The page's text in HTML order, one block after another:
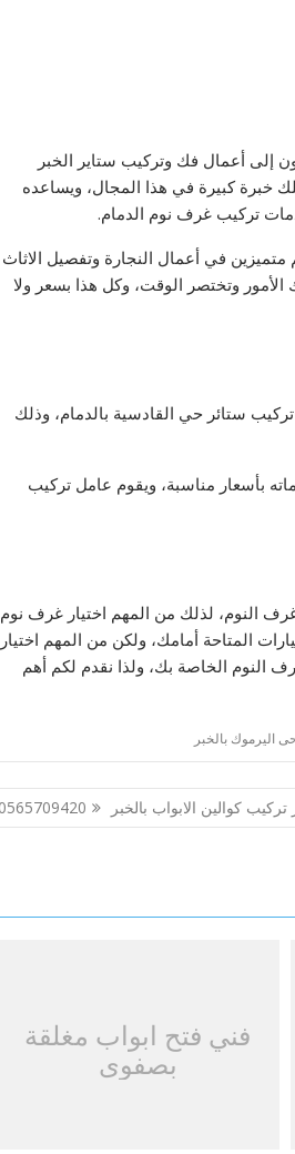
إلى أعمال فك وتركيب ستاير الخبر
خبرة كبيرة في هذا المجال، ويساعده
تركيب غرف نوم الدمام.
متميزين في أعمال النجارة وتفصيل الاثاث
وتختصر الوقت، وكل هذا بسعر ولا
ستائر حي القادسية بالدمام، وذلك
بأسعار مناسبة، ويقوم عامل تركيب
النوم، لذلك من المهم اختيار غرف نوم
المتاحة أمامك، ولكن من المهم اختيار
النوم الخاصة بك، ولذا نقدم لكم أهم
اليرموك بالخبر
كوالين الابواب بالخبر 0565709420
فني فتح ابواب مغلقة
بصفوى